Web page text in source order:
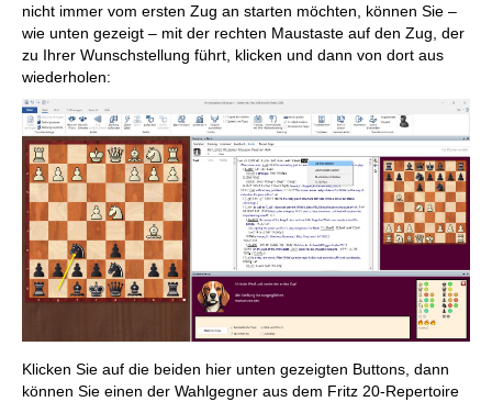
nicht immer vom ersten Zug an starten möchten, können Sie –
wie unten gezeigt – mit der rechten Maustaste auf den Zug, der
zu Ihrer Wunschstellung führt, klicken und dann von dort aus
wiederholen:
Klicken Sie auf die beiden hier unten gezeigten Buttons, dann
können Sie einen der Wahlgegner aus dem Fritz 20-Repertoire